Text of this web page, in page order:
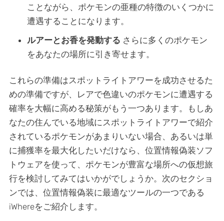
ことながら、ポケモンの亜種の特徴のいくつかに
遭遇することになります。
ルアーとお香を発動する さらに多くのポケモン
をあなたの場所に引き寄せます。
これらの準備はスポットライトアワーを成功させるた
めの準備ですが、レアで色違いのポケモンに遭遇する
確率を大幅に高める秘策がもう一つあります。もしあ
なたの住んでいる地域にスポットライトアワーで紹介
されているポケモンがあまりいない場合、あるいは単
に捕獲率を最大化したいだけなら、位置情報偽装ソフ
トウェアを使って、ポケモンが豊富な場所への仮想旅
行を検討してみてはいかがでしょうか。次のセクショ
ンでは、位置情報偽装に最適なツールの一つである
iWhereをご紹介します。